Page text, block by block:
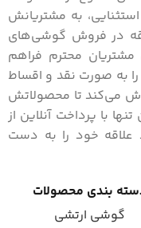
به مشتریانش
از 10 سال سابقه در فروش گوشی‌های
مشتریان محترم فراهم
به صورت نقد و اقساط
می‌کند تا محصولاتش
با پرداخت آنلاین از
علاقه خود را به دست
بندی محصولات
گوشی ارتشی